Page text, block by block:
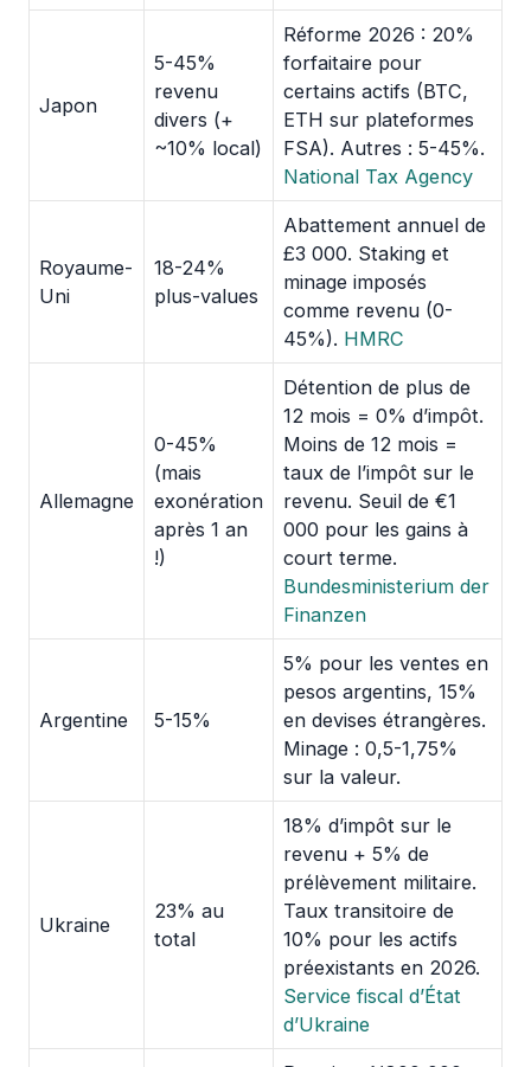
Japon
5-45%
revenu
divers (+
~10% local)
Réforme 2026 : 20%
forfaitaire pour
certains actifs (BTC,
ETH sur plateformes
FSA). Autres : 5-45%.
National Tax Agency
Royaume-
Uni
18-24%
plus-values
Abattement annuel de
£3 000. Staking et
minage imposés
comme revenu (0-
45%). HMRC
Allemagne
0-45%
(mais
exonération
après 1 an
!)
Détention de plus de
12 mois = 0% d’impôt.
Moins de 12 mois =
taux de l’impôt sur le
revenu. Seuil de €1
000 pour les gains à
court terme.
Bundesministerium der
Finanzen
Argentine 5-15%
5% pour les ventes en
pesos argentins, 15%
en devises étrangères.
Minage : 0,5-1,75%
sur la valeur.
Ukraine
23% au
total
18% d’impôt sur le
revenu + 5% de
prélèvement militaire.
Taux transitoire de
10% pour les actifs
préexistants en 2026.
Service fiscal d’État
d’Ukraine